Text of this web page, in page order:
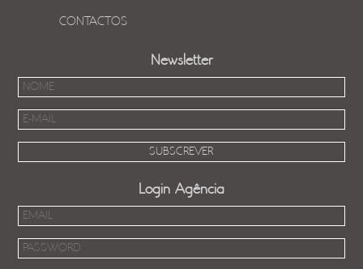
CONTACTOS
Newsletter
Login Agência